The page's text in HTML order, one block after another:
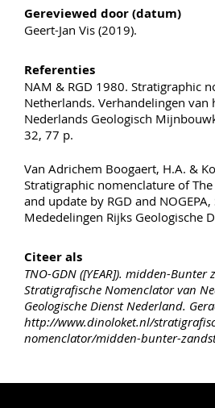
Gereviewed door (datum)
Geert-Jan Vis (2019).
Referenties
NAM & RGD 1980. Stratigraphic
Netherlands. Verhandelingen van
Nederlands Geologisch
32, 77 p.
Van Adrichem Boogaert, H.A. &
Stratigraphic nomenclature of
and update by RGD and NOGEPA,
Mededelingen Rijks Geologische
Citeer als
TNO-GDN ([YEAR]). midden-Bunter
Stratigrafische Nomenclator van
Geologische Dienst Nederland.
http://www.dinoloket.nl/
nomenclator/midden-bunter-